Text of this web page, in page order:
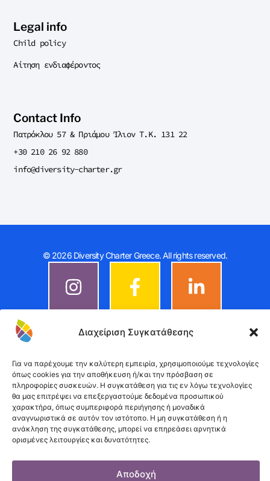
Διαχείριση Συγκατάθεσης
Για να παρέχουμε την καλύτερη εμπειρία, χρησιμοποιούμε τεχνολογίες
όπως cookies για την αποθήκευση ή/και την πρόσβαση σε
πληροφορίες συσκευών. Η συγκατάθεση για τις εν λόγω τεχνολογίες
θα μας επιτρέψει να επεξεργαστούμε δεδομένα προσωπικού
χαρακτήρα, όπως συμπεριφορά περιήγησης ή μοναδικά
αναγνωριστικά σε αυτόν τον ιστότοπο. Η μη συγκατάθεση ή η
ανάκληση της συγκατάθεσης, μπορεί να επηρεάσει αρνητικά
ορισμένες λειτουργίες και δυνατότητες.
Αποδοχή
Legal info
Child policy
Αίτηση ενδιαφέροντος
Contact Info
Πατρόκλου 57 & Πριάμου Ίλιον T.K. 131 22
+30 210 26 92 880
info@diversity-charter.gr
© 2026 Diversity Charter Greece. All rights reserved.